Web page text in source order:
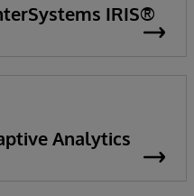
IRIS®
Analytics